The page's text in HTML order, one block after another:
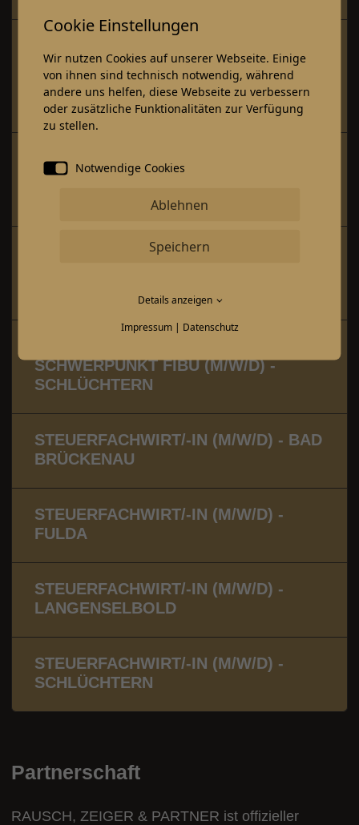
SCHWERPUNKT ERSTELLUNG
JAHRESABSCHLÜSSE (M/W/D) -
FULDA
STEUERFACHANGESTELLTE/-R
SCHWERPUNKT EST (M/W/D) -
STEUERFACHANGESTELLTE/-R
SCHWERPUNKT FIBU (M/W/D) -
SCHLÜCHTERN
STEUERFACHWIRT/-IN (M/W/D) - BAD
BRÜCKENAU
STEUERFACHWIRT/-IN (M/W/D) -
FULDA
STEUERFACHWIRT/-IN (M/W/D) -
LANGENSELBOLD
STEUERFACHWIRT/-IN (M/W/D) -
SCHLÜCHTERN
Partnerschaft
RAUSCH, ZEIGER & PARTNER ist offizieller
Cookie Einstellungen
Wir nutzen Cookies auf unserer Webseite. Einige
von ihnen sind technisch notwendig, während
andere uns helfen, diese Webseite zu verbessern
oder zusätzliche Funktionalitäten zur Verfügung
zu stellen.
Notwendige Cookies
Ablehnen
Speichern
Details anzeigen
Impressum| Datenschutz